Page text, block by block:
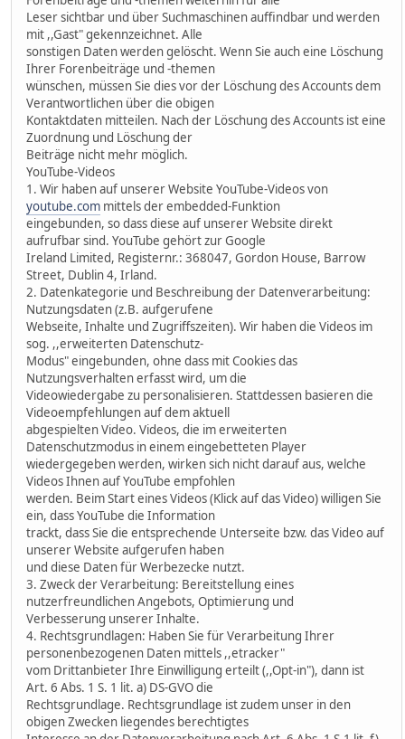
Leser sichtbar und über Suchmaschinen auffindbar und werden
mit ,,Gast" gekennzeichnet. Alle
sonstigen Daten werden gelöscht. Wenn Sie auch eine Löschung
Ihrer Forenbeiträge und -themen
wünschen, müssen Sie dies vor der Löschung des Accounts dem
Verantwortlichen über die obigen
Kontaktdaten mitteilen. Nach der Löschung des Accounts ist eine
Zuordnung und Löschung der
Beiträge nicht mehr möglich.
YouTube-Videos
1. Wir haben auf unserer Website YouTube-Videos von
youtube.com mittels der embedded-Funktion
eingebunden, so dass diese auf unserer Website direkt
aufrufbar sind. YouTube gehört zur Google
Ireland Limited, Registernr.: 368047, Gordon House, Barrow
Street, Dublin 4, Irland.
2. Datenkategorie und Beschreibung der Datenverarbeitung:
Nutzungsdaten (z.B. aufgerufene
Webseite, Inhalte und Zugriffszeiten). Wir haben die Videos im
sog. ,,erweiterten Datenschutz-
Modus" eingebunden, ohne dass mit Cookies das
Nutzungsverhalten erfasst wird, um die
Videowiedergabe zu personalisieren. Stattdessen basieren die
Videoempfehlungen auf dem aktuell
abgespielten Video. Videos, die im erweiterten
Datenschutzmodus in einem eingebetteten Player
wiedergegeben werden, wirken sich nicht darauf aus, welche
Videos Ihnen auf YouTube empfohlen
werden. Beim Start eines Videos (Klick auf das Video) willigen Sie
ein, dass YouTube die Information
trackt, dass Sie die entsprechende Unterseite bzw. das Video auf
unserer Website aufgerufen haben
und diese Daten für Werbezecke nutzt.
3. Zweck der Verarbeitung: Bereitstellung eines
nutzerfreundlichen Angebots, Optimierung und
Verbesserung unserer Inhalte.
4. Rechtsgrundlagen: Haben Sie für Verarbeitung Ihrer
personenbezogenen Daten mittels ,,etracker"
vom Drittanbieter Ihre Einwilligung erteilt (,,Opt-in"), dann ist
Art. 6 Abs. 1 S. 1 lit. a) DS-GVO die
Rechtsgrundlage. Rechtsgrundlage ist zudem unser in den
obigen Zwecken liegendes berechtigtes